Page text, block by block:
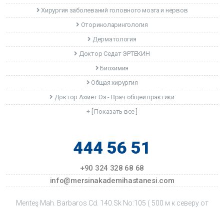
Хирургия заболеваний головного мозга и нервов
Оториноларингология
Дерматология
Доктор Седат ЭРТЕКИН
Биохимия
Общая хирургия
Доктор Ахмет Оз - Врач общей практики
+ [ Показать все ]
444 56 51
+90 324 328 68 68
info@mersinakademihastanesi.com
Menteş Mah. Barbaros Cd. 140.Sk No:105 ( 500 м к северу от